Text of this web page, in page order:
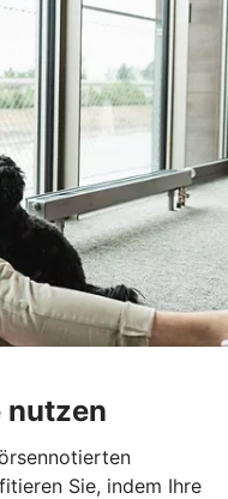
nutzen
Sie, indem Ihre